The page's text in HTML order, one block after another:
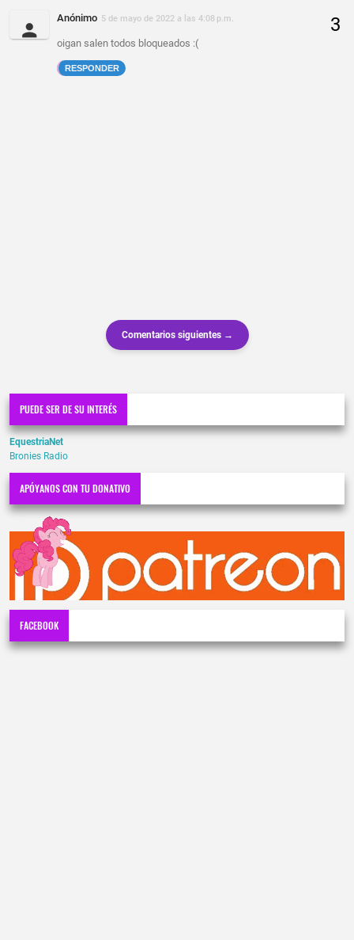
Anónimo 5 de mayo de 2022 a las 4:08 p.m.
oigan salen todos bloqueados :(
RESPONDER
Comentarios siguientes →
PUEDE SER DE SU INTERÉS
EquestriaNet
Bronies Radio
APÓYANOS CON TU DONATIVO
FACEBOOK